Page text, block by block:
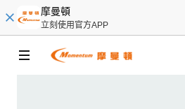
摩曼頓
立刻使用官方APP